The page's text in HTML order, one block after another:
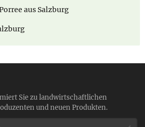
aus Salzburg
Sie zu landwirtschaftlichen
und neuen Produkten.